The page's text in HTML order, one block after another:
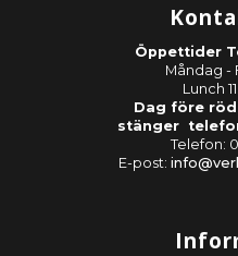
Öppettider
Måndag -
Lunch
Dag före
stänger
Telefon:
E-post: